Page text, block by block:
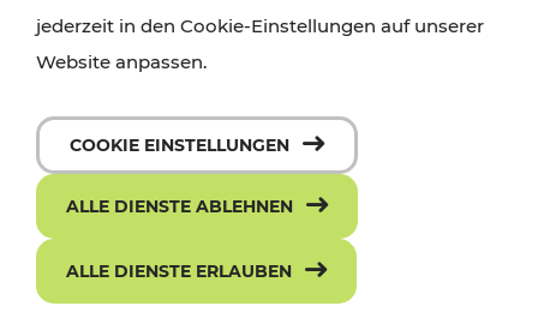
jederzeit in den Cookie-Einstellungen auf unserer
Website anpassen.
COOKIE EINSTELLUNGEN
ALLE DIENSTE ABLEHNEN
ALLE DIENSTE ERLAUBEN